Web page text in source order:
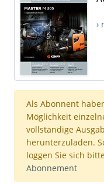
›
Als Abonnent
Möglichkeit
vollständige
herunterzuladen.
loggen Sie sich
Abonnement